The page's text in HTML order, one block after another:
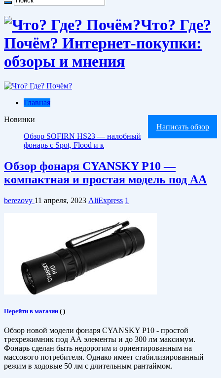
Что? Где?
Почём? Интернет-покупки:
обзоры и мнения
Главная
Написать обзор
Новинки
Обзор SOFIRN HS23 — налобный
фонарь с Spot, Flood и красным светом
Обзор фонаря CYANSKY P10 —
компактная и простая модель под АА
berezovy 11 апреля, 2023 AliExpress 1
Перейти в магазин ( )
Обзор новой модели фонаря CYANSKY P10 - простой
трехрежимник под АА элементы и до 300 лм максимум.
Фонарь сделан быть недорогим и ориентированным на
массового потребителя. Однако имеет стабилизированный
режим в ходовые 50 лм с длительным рантаймом.